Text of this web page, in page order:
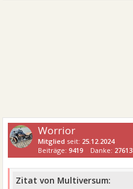
Worrior
Mitglied seit: 25.12.2024
Beiträge:9419 Danke: 27613
Zitat von Multiversum: